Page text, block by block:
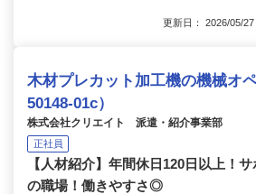
更新日： 2026/05/
木材プレカット加工機の機械オ
50148-01c）
株式会社クリエイト 派遣・紹介事業部
正社員
【人材紹介】年間休日120日以上！
の職場！働きやすさ◎